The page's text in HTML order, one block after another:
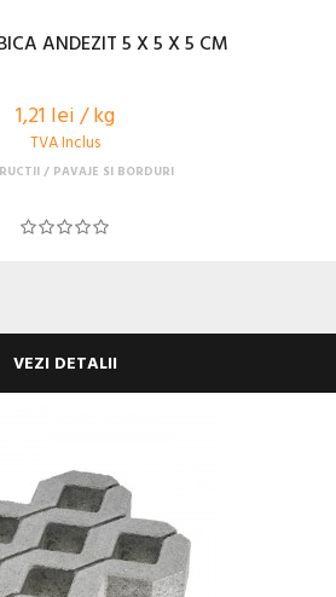
ANDEZIT 5 X 5 X 5 CM
1,21 lei / kg
TVA Inclus
PAVAJE SI BORDURI
VEZI DETALII